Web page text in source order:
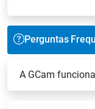
Perguntas
A GCam